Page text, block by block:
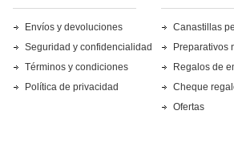
Envíos y devoluciones
Seguridad y confidencialidad
Términos y condiciones
Política de privacidad
Canastillas
Preparativos
Regalos de
Cheque
Ofertas